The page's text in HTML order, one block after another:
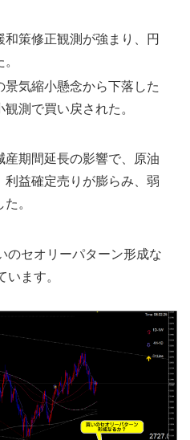
和策修正観測が強まり、円
景気縮小懸念から下落した
測で買い戻された。
産期間延長の影響で、原油
利益確定売りが膨らみ、弱
。
のセオリーパターン形成な
います。